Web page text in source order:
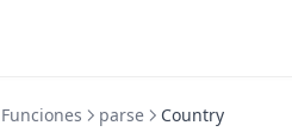
Funciones parse Country